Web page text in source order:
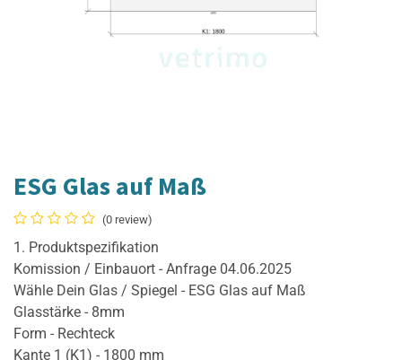
ESG Glas auf Maß
(0 review)
1. Produktspezifikation
Komission / Einbauort - Anfrage 04.06.2025
Wähle Dein Glas / Spiegel - ESG Glas auf Maß
Glasstärke - 8mm
Form - Rechteck
Kante 1 (K1) - 1800 mm